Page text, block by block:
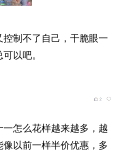
制不了自己，干脆眼一
以吧。
怎么花样越来越多，越
以前一样半价优惠，多